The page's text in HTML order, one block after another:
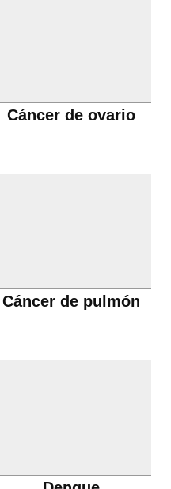
Cáncer de ovario
Cáncer de pulmón